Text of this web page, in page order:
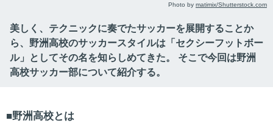
Photo by matimix/Shutterstock.com
美しく、テクニックに奏でたサッカーを展開することか
ら、野洲高校のサッカースタイルは「セクシーフットボー
ル」としてその名を知らしめてきた。 そこで今回は野洲
高校サッカー部について紹介する。
野洲高校とは